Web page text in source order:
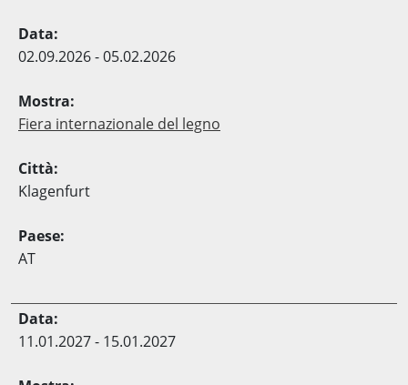
02.09.2026 - 05.02.2026
Fiera internazionale del legno
Klagenfurt
AT
11.01.2027 - 15.01.2027